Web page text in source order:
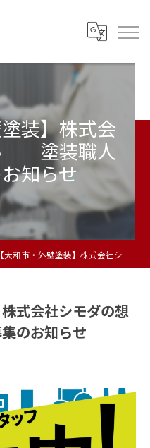
装】株式会
塗装職人
知らせ
【大和市・外壁塗装】株式会社シモダの想い 塗装職人さん募集のお知らせ
式会社シモダの想
のお知らせ